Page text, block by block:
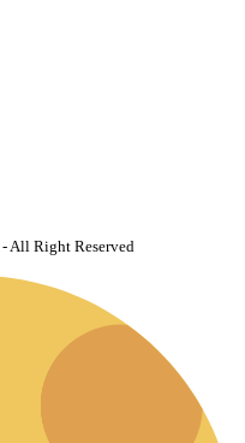
- All Right Reserved